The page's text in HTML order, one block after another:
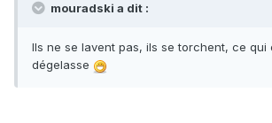
mouradski a dit :
Ils ne se lavent pas, ils se torchent, ce qui
dégelasse